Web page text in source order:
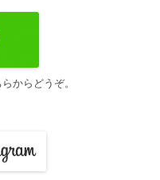
からどうぞ。